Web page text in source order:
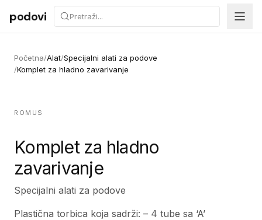
Preskoči na sadržaj
podovi
Početna/Alat/Specijalni alati za podove
/Komplet za hladno zavarivanje
ROMUS
Komplet za hladno
zavarivanje
Specijalni alati za podove
Plastična torbica koja sadrži: – 4 tube sa ‘A’